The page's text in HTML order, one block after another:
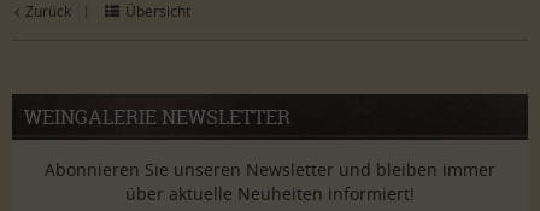
Zurück | Übersicht
WEINGALERIE NEWSLETTER
Abonnieren Sie unseren Newsletter und bleiben immer
über aktuelle Neuheiten informiert!